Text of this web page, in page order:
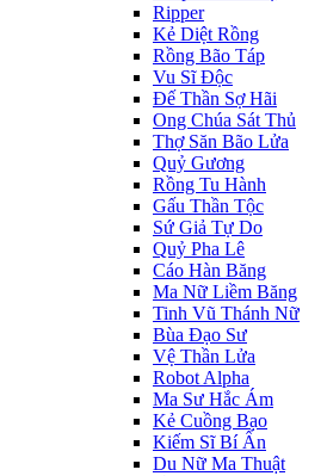
Ripper
Kẻ Diệt Rồng
Rồng Bão Táp
Vu Sĩ Độc
Đế Thần Sợ Hãi
Ong Chúa Sát Thủ
Thợ Săn Bão Lửa
Quỷ Gương
Rồng Tu Hành
Gấu Thần Tộc
Sứ Giả Tự Do
Quỷ Pha Lê
Cáo Hàn Băng
Ma Nữ Liềm Băng
Tinh Vũ Thánh Nữ
Bùa Đạo Sư
Vệ Thần Lửa
Robot Alpha
Ma Sư Hắc Ám
Kẻ Cuồng Bạo
Kiếm Sĩ Bí Ẩn
Du Nữ Ma Thuật